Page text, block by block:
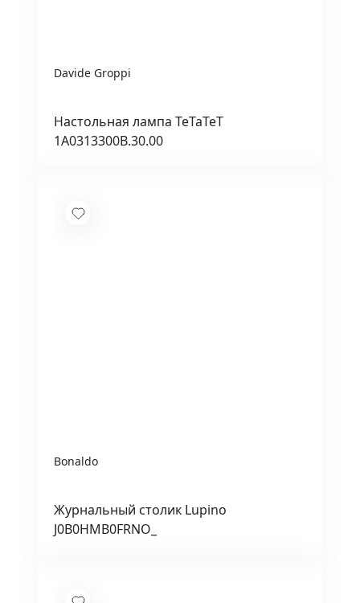
Davide Groppi
Настольная лампа TeTaTeT
1A0313300B.30.00
Bonaldo
Журнальный столик Lupino
J0B0HMB0FRNO_